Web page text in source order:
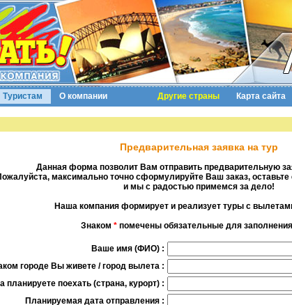
Туристам О компании Другие страны Карта сайта
Предварительная заявка на тур
Данная форма позволит Вам отправить предварительную
максимально точно сформулируйте Ваш заказ, оставьте
и мы с радостью примемся за дело!
Наша компания формирует и реализует туры с
Знаком *помечены обязательные для
Ваше имя (ФИО) :
городе Вы живете / город вылета :
планируете поехать (страна, курорт) :
Планируемая дата отправления :